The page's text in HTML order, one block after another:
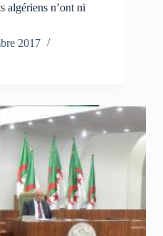
algériens n’ont ni
2017